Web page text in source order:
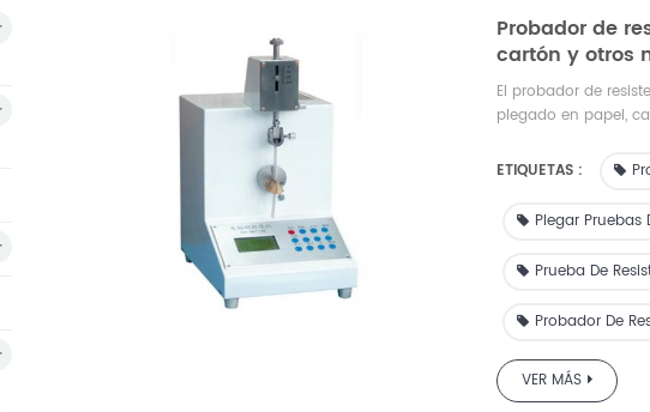
Probador de
cartón y otros
El probador de
plegado en papel,
están de acuerdo
ETIQUETAS :
Plegar Pruebas
Prueba De
Probador De
VER MÁS